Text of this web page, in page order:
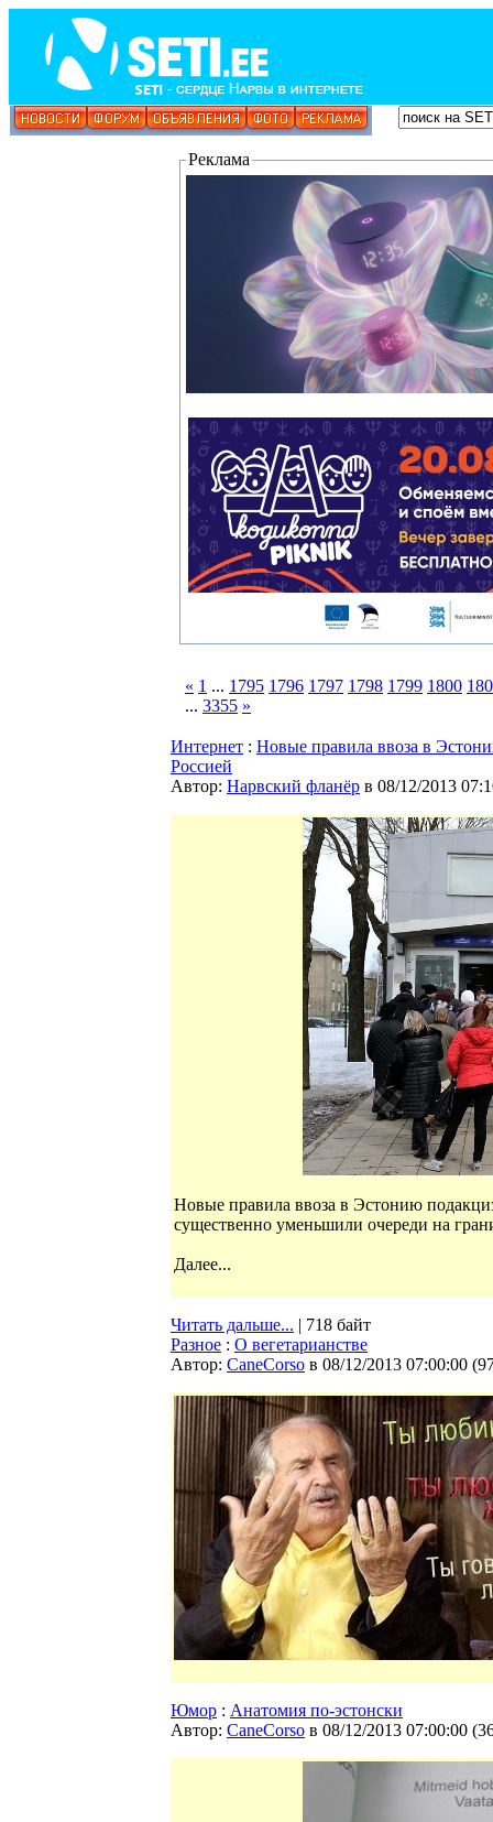
Реклама
« 1 ... 1795 1796 1797 1798 1799 1800
... 3355 »
Интернет : Новые правила ввоза в
Россией
Автор: Нарвский фланёр в 08/12/2013
Новые правила ввоза в Эстонию
существенно уменьшили очереди на
Далее...
Читать дальше... | 718 байт
Разное : О вегетарианстве
Автор: CaneCorso в 08/12/2013 07:00:00 (
Юмор : Анатомия по-эстонски
Автор: CaneCorso в 08/12/2013 07:00:00 (